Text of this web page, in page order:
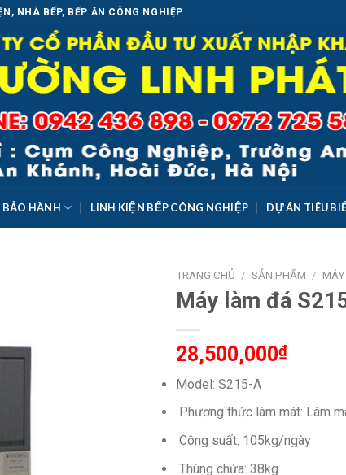
NHÀ BẾP, BẾP ĂN CÔNG NGHIỆP
BẢO HÀNH LINH KIỆN BẾP CÔNG NGHIỆP DỰ ÁN TIÊU
TRANG CHỦ / SẢN PHẨM /
Máy làm đá
28,500,000₫
Model: S215-A
Phương thức làm mát: Làm
Công suất: 105kg/ngày
Thùng chứa: 38kg